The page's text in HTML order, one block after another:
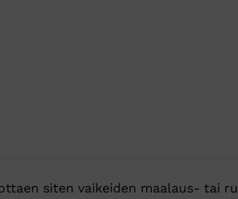
siten vaikeiden maalaus- tai